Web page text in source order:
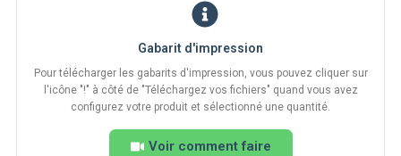
Gabarit d'impression
Pour télécharger les gabarits d'impression, vous pouvez cliquer sur
l'icône "!" à côté de "Téléchargez vos fichiers" quand vous avez
configurez votre produit et sélectionné une quantité.
Voir comment faire